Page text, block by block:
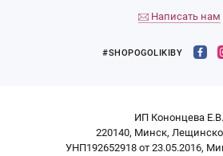
Написать нам
#SHOPOGOLIKIBY
ИП Кононцева Е.В.
220140, Минск,
УНП192652918 от 23.05.2016,